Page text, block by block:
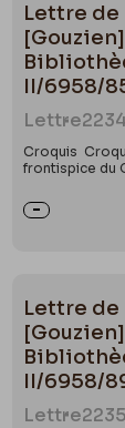
Lettre de
II/6958/
Lettre
Croquis
frontispice du
Lettre de
II/6958/
Lettre2235